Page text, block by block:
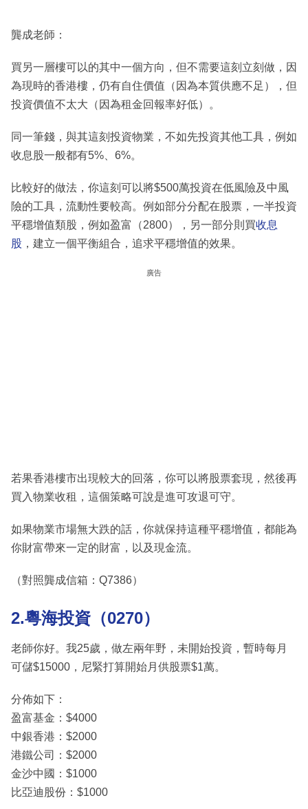
龔成老師：
買另一層樓可以的其中一個方向，但不需要這刻立刻做，因
為現時的香港樓，仍有自住價值（因為本質供應不足），但
投資價值不太大（因為租金回報率好低）。
同一筆錢，與其這刻投資物業，不如先投資其他工具，例如
收息股一般都有5%、6%。
比較好的做法，你這刻可以將$500萬投資在低風險及中風
險的工具，流動性要較高。例如部分分配在股票，一半投資
平穩增值類股，例如盈富（2800），另一部分則買收息
股 ，建立一個平衡組合，追求平穩增值的效果。
廣告
若果香港樓市出現較大的回落，你可以將股票套現，然後再
買入物業收租，這個策略可說是進可攻退可守。
如果物業市場無大跌的話，你就保持這種平穩增值，都能為
你財富帶來一定的財富，以及現金流。
（對照龔成信箱：Q7386）
2.粵海投資（0270）
老師你好。我25歲，做左兩年野，未開始投資，暫時每月
可儲$15000，尼緊打算開始月供股票$1萬。
分佈如下：
盈富基金：$4000
中銀香港：$2000
港鐵公司：$2000
金沙中國：$1000
比亞迪股份：$1000